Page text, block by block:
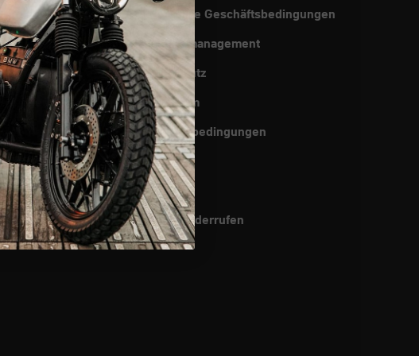
Blog
Bedienungsanleitungen
Bestellung & Versand
Händleranfrage
Händlersuche
US Shop
Kontakt
FAQ
Allgemeine Geschäftsbedingungen
Qualitätsmanagement
Datenschutz
Impressum
Rückgabebedingungen
Cookies
Patente
Vertrag widerrufen